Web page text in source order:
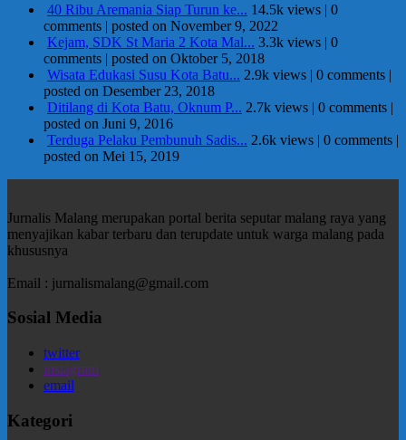
40 Ribu Aremania Siap Turun ke... 14.5k views | 0
comments | posted on November 9, 2022
Kejam, SDK St Maria 2 Kota Mal... 3.3k views | 0
comments | posted on Oktober 5, 2018
Wisata Edukasi Susu Kota Batu... 2.9k views | 0 comments |
posted on Desember 23, 2018
Ditilang di Kota Batu, Oknum P... 2.7k views | 0 comments |
posted on Juni 9, 2016
Terduga Pelaku Pembunuh Sadis... 2.6k views | 0 comments |
posted on Mei 15, 2019
Jurnalis Malang merupakan portal berita seputar malang raya yang
menyajikan kabar terbaru dan terupdate untuk warga malang pada
khususnya
Email : jurnalismalang@gmail.com
Sosial Media
twitter
instagram
email
Kategori